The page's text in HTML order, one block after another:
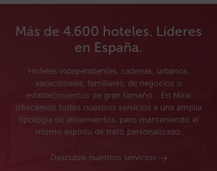
Más de 4.600 hoteles. Líderes
en España.
Hoteles independientes, cadenas, urbanos,
vacacionales, familiares, de negocios o
establecimientos de gran tamaño… En Mirai
ofrecemos todos nuestros servicios a una amplia
tipología de alojamientos, pero manteniendo el
mismo espíritu de trato personalizado.
Descubre nuestros servicios